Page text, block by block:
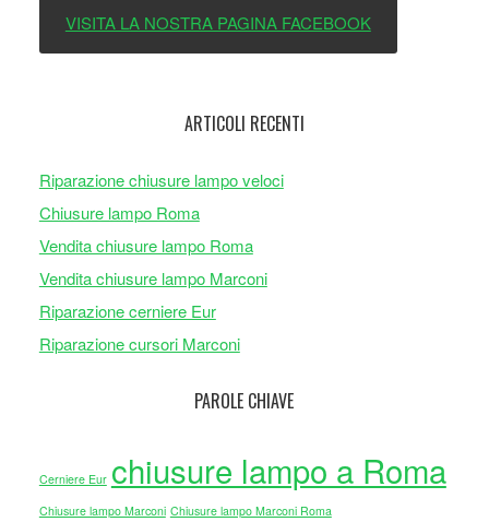
VISITA LA NOSTRA PAGINA FACEBOOK
ARTICOLI RECENTI
Riparazione chiusure lampo veloci
Chiusure lampo Roma
Vendita chiusure lampo Roma
Vendita chiusure lampo Marconi
Riparazione cerniere Eur
Riparazione cursori Marconi
PAROLE CHIAVE
Cerniere Eur chiusure lampo a Roma
Chiusure lampo Marconi Chiusure lampo Marconi Roma